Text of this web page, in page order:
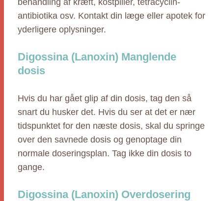
behandling af kræft, kostpiller, tetracyclin-
antibiotika osv. Kontakt din læge eller apotek for
yderligere oplysninger.
Digossina (Lanoxin) Manglende
dosis
Hvis du har gået glip af din dosis, tag den så
snart du husker det. Hvis du ser at det er nær
tidspunktet for den næste dosis, skal du springe
over den savnede dosis og genoptage din
normale doseringsplan. Tag ikke din dosis to
gange.
Digossina (Lanoxin) Overdosering